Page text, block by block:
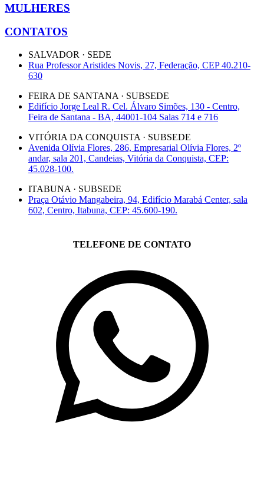
MULHERES
CONTATOS
SALVADOR · SEDE
Rua Professor Aristides Novis, 27, Federação, CEP 40.210-
630
FEIRA DE SANTANA · SUBSEDE
Edifício Jorge Leal R. Cel. Álvaro Simões, 130 - Centro,
Feira de Santana - BA, 44001-104 Salas 714 e 716
VITÓRIA DA CONQUISTA · SUBSEDE
Avenida Olívia Flores, 286, Empresarial Olívia Flores, 2º
andar, sala 201, Candeias, Vitória da Conquista, CEP:
45.028-100.
ITABUNA · SUBSEDE
Praça Otávio Mangabeira, 94, Edifício Marabá Center, sala
602, Centro, Itabuna, CEP: 45.600-190.
TELEFONE DE CONTATO